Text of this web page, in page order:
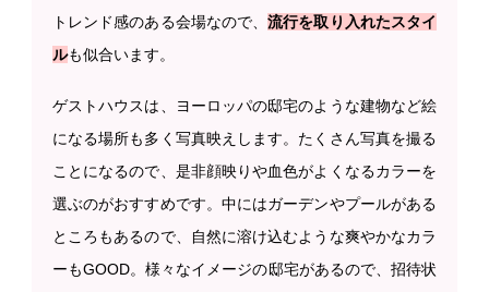
トレンド感のある会場なので、流行を取り入れたスタイ
ルも似合います。
ゲストハウスは、ヨーロッパの邸宅のような建物など絵
になる場所も多く写真映えします。たくさん写真を撮る
ことになるので、是非顔映りや血色がよくなるカラーを
選ぶのがおすすめです。中にはガーデンやプールがある
ところもあるので、自然に溶け込むような爽やかなカラ
ーもGOOD。様々なイメージの邸宅があるので、招待状